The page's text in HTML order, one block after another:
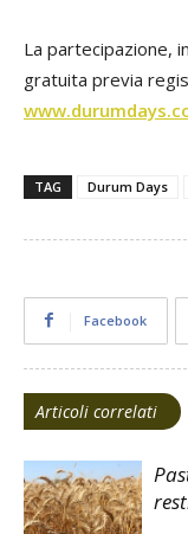
La partecipazione,
gratuita previa
TAG Durum Days
Facebook
Articoli correlati